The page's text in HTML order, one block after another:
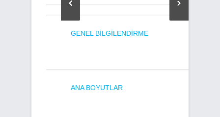
GENEL BILGILENDIRME
ANA BOYUTLAR